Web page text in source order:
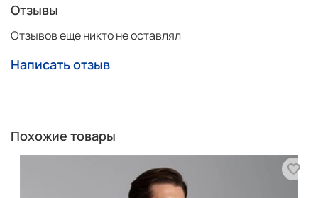
Отзывы
Отзывов еще никто не оставлял
Написать отзыв
Похожие товары